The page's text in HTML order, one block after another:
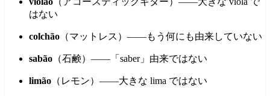
はない
colchão （マットレス）——もう何にも由来していない
sabão （石鹸）——「saber」由来ではない
limão （レモン）——大きな lima ではない